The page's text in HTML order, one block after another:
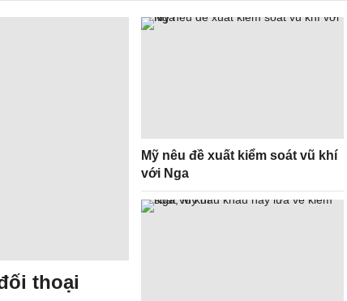
thoại
Mỹ nêu đề xuất kiểm soát vũ khí
với Nga